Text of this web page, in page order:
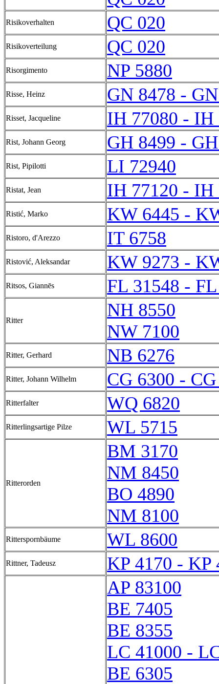
Risikoverhalten QC 020
Risikoverteilung QC 020
Risorgimento NP 5880
Risse, Heinz GN 8478 -
Risset, Jacqueline IH 77080 - IH
Rist, Johann Georg GH 8499 -
Rist, Pipilotti LI 72940
Ristat, Jean IH 77120 - IH
Ristić, Marko KW 6445 -
Ristoro, d'Arezzo IT 6758
Ristović, Aleksandar KW 9273 -
Ritsos, Giannēs FL 31548 -
Ritter
NH 8550
NW 7100
Ritter, Gerhard NB 6276
Ritter, Johann Wilhelm CG 6300 -
Ritterfalter WQ 6820
Ritterlingsartige Pilze WL 5715
Ritterorden
BM 3170
NM 8450
BO 4890
NM 8100
Ritterspornbäume WL 8600
Rittner, Tadeusz KP 4170 - KP
AP 83100
BE 7405
BE 8355
LC 41000 -
BE 6305